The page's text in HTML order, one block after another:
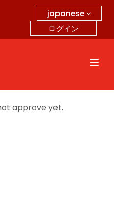
japanese
ログイン
approve yet.